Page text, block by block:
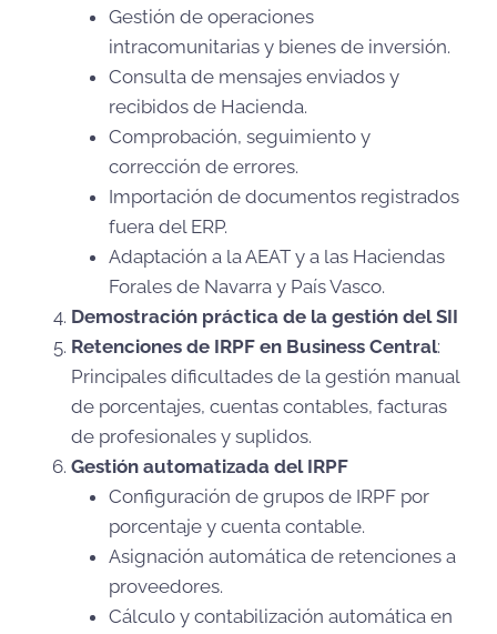
Gestión de operaciones
intracomunitarias y bienes de inversión.
Consulta de mensajes enviados y
recibidos de Hacienda.
Comprobación, seguimiento y
corrección de errores.
Importación de documentos registrados
fuera del ERP.
Adaptación a la AEAT y a las Haciendas
Forales de Navarra y País Vasco.
Demostración práctica de la gestión del SII
Retenciones de IRPF en Business Central:
Principales dificultades de la gestión manual
de porcentajes, cuentas contables, facturas
de profesionales y suplidos.
Gestión automatizada del IRPF
Configuración de grupos de IRPF por
porcentaje y cuenta contable.
Asignación automática de retenciones a
proveedores.
Cálculo y contabilización automática en